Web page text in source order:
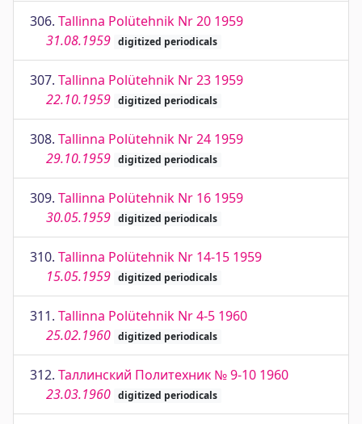
306. Tallinna Polütehnik Nr 20 1959
31.08.1959 digitized periodicals
307. Tallinna Polütehnik Nr 23 1959
22.10.1959 digitized periodicals
308. Tallinna Polütehnik Nr 24 1959
29.10.1959 digitized periodicals
309. Tallinna Polütehnik Nr 16 1959
30.05.1959 digitized periodicals
310. Tallinna Polütehnik Nr 14-15 1959
15.05.1959 digitized periodicals
311. Tallinna Polütehnik Nr 4-5 1960
25.02.1960 digitized periodicals
312. Таллинский Политехник № 9-10 1960
23.03.1960 digitized periodicals